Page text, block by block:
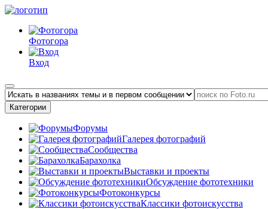
Фотогора
Вход
Категории
Форумы
Галерея фотографий
Сообщества
Барахолка
Выставки и проекты
Обсуждение фототехники
Фотоконкурсы
Классики фотоискусства